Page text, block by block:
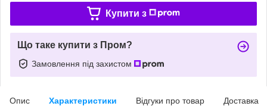
Купити з
Що таке купити з Пром?
Замовлення під захистом
Опис Характеристики Відгуки про товар Доставка